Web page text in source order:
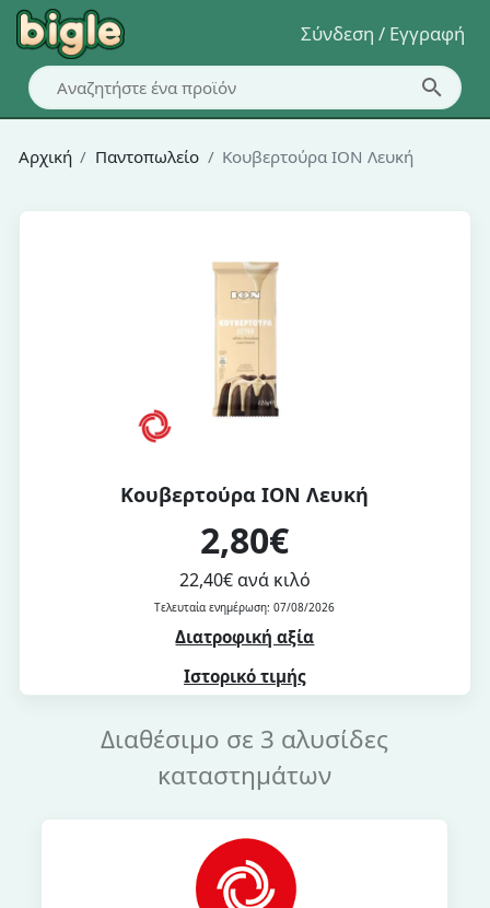
Σύνδεση / Εγγραφή
Αρχική Παντοπωλείο Κουβερτούρα ΙΟΝ Λευκή
Κουβερτούρα ΙΟΝ Λευκή
2,80€
22,40€ ανά κιλό
Τελευταία ενημέρωση: 07/08/2026
Διατροφική αξία
Ιστορικό τιμής
Διαθέσιμο σε 3 αλυσίδες
καταστημάτων